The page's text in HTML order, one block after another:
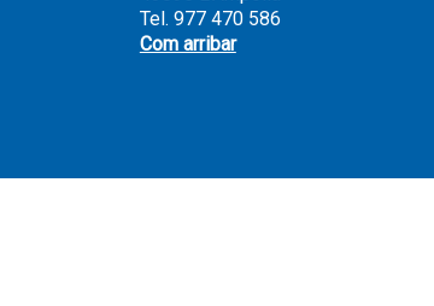
Tel. 977 470 586
Com arribar